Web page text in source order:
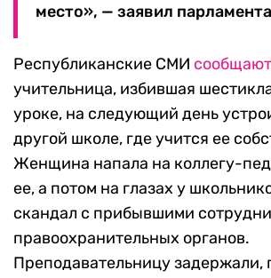
место», — заявил
Республиканские СМИ сообщают
учительница, избившая
уроке, на следующий день
другой школе, где учится ее
Женщина напала на коллегу-
ее, а потом на глазах у
скандал с прибывшими
правоохранительных органов.
Преподавательницу задержали,